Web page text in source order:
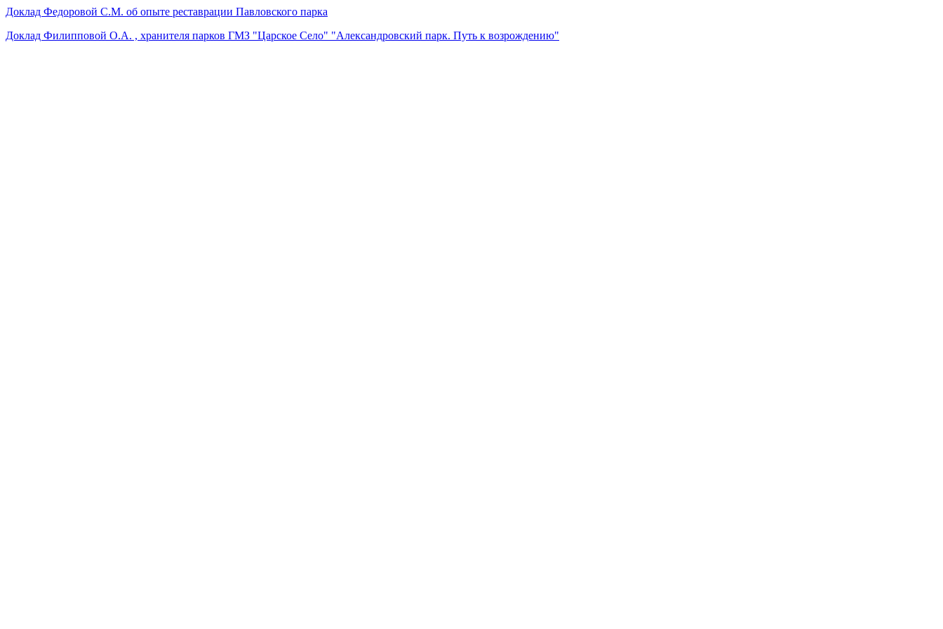
Доклад Федоровой С.М. об опыте реставрации Павловского парка
Доклад Филипповой О.А. , хранителя парков ГМЗ "Царское Село" "Александровский парк. Путь к возрождению"